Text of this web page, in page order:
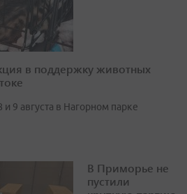
в поддержку животных
9 августа в Нагорном парке
В Приморье не
пустили